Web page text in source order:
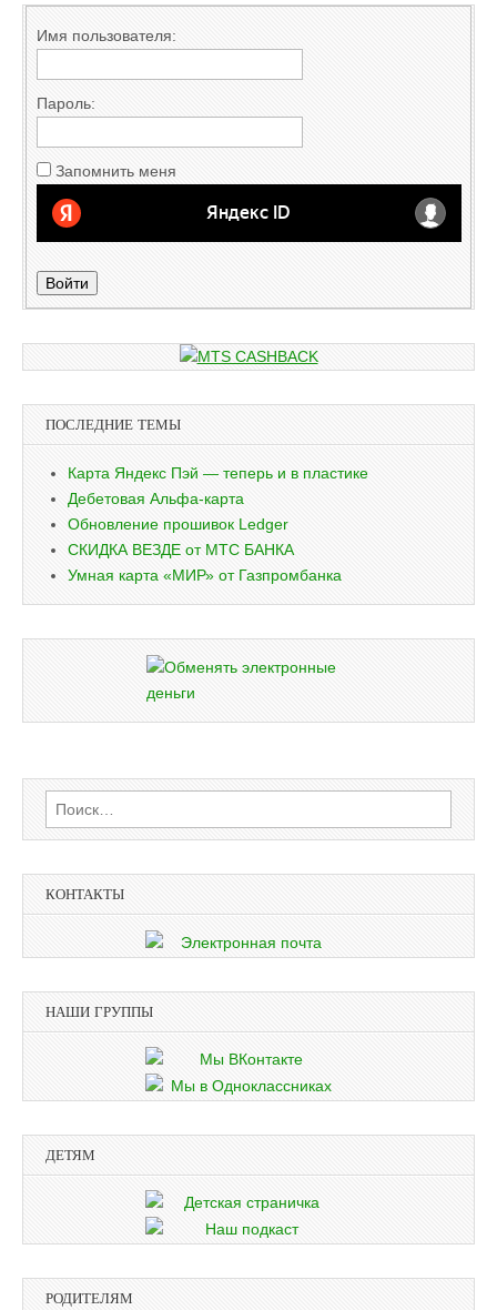
Имя пользователя:
Пароль:
Запомнить меня
Войти
ПОСЛЕДНИЕ ТЕМЫ
Карта Яндекс Пэй — теперь и в пластике
Дебетовая Альфа-карта
Обновление прошивок Ledger
СКИДКА ВЕЗДЕ от МТС БАНКА
Умная карта «МИР» от Газпромбанка
Найти:
КОНТАКТЫ
НАШИ ГРУППЫ
ДЕТЯМ
РОДИТЕЛЯМ